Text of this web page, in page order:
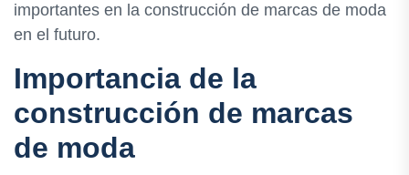
importantes en la construcción de marcas de moda
en el futuro.
Importancia de la
construcción de marcas
de moda